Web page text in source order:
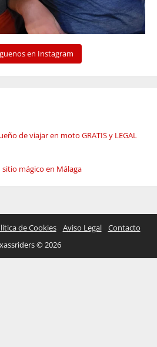
en Instagram
de viajar en moto GRATIS y LEGAL
mágico en Málaga
de Cookies Aviso Legal
Contacto
© 2026